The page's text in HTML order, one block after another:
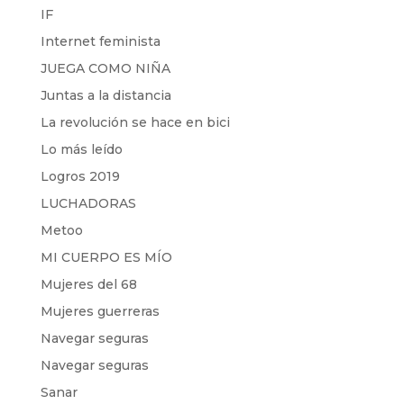
IF
Internet feminista
JUEGA COMO NIÑA
Juntas a la distancia
La revolución se hace en bici
Lo más leído
Logros 2019
LUCHADORAS
Metoo
MI CUERPO ES MÍO
Mujeres del 68
Mujeres guerreras
Navegar seguras
Navegar seguras
Sanar